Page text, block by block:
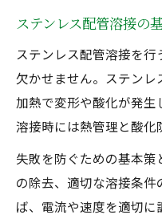
半自動溶接の
の応用
アーク溶接で
ステンレス配
配管溶接アー
溶接前の準備が仕
ステンレス配
の重要性
ステンレス配管溶接の
ステンレス配管溶接を
欠かせません。ステン
加熱で変形や酸化が発生
溶接時には熱管理と酸化
失敗を防ぐための基本
の除去、適切な溶接条件
ば、電流や速度を適切